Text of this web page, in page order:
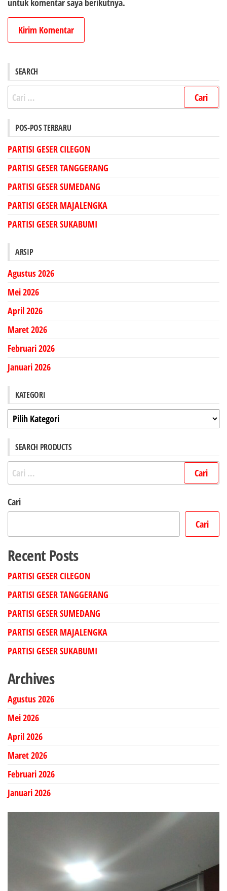
untuk komentar saya berikutnya.
SEARCH
Cari
untuk:
POS-POS TERBARU
PARTISI GESER CILEGON
PARTISI GESER TANGGERANG
PARTISI GESER SUMEDANG
PARTISI GESER MAJALENGKA
PARTISI GESER SUKABUMI
ARSIP
Agustus 2026
Mei 2026
April 2026
Maret 2026
Februari 2026
Januari 2026
KATEGORI
Kategori
SEARCH PRODUCTS
Cari
untuk:
Cari
Cari
Recent Posts
PARTISI GESER CILEGON
PARTISI GESER TANGGERANG
PARTISI GESER SUMEDANG
PARTISI GESER MAJALENGKA
PARTISI GESER SUKABUMI
Archives
Agustus 2026
Mei 2026
April 2026
Maret 2026
Februari 2026
Januari 2026